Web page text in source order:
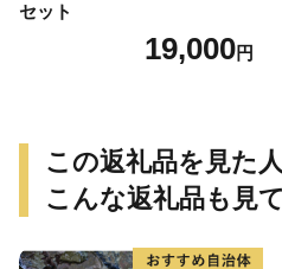
セット
19,000円
この返礼品を見た
こんな返礼品も見